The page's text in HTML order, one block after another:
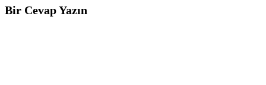
Bir Cevap Yazın